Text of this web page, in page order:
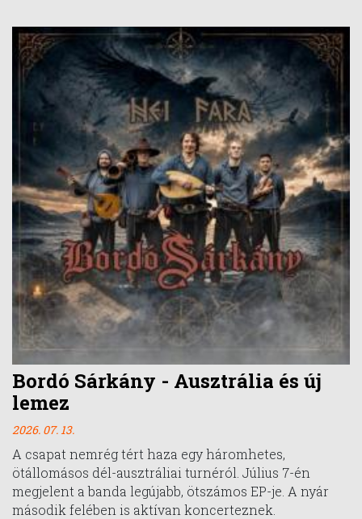
Bordó Sárkány - Ausztrália és új
lemez
2026. 07. 13.
A csapat nemrég tért haza egy háromhetes,
ötállomásos dél-ausztráliai turnéról. Július 7-én
megjelent a banda legújabb, ötszámos EP-je. A nyár
második felében is aktívan koncerteznek.